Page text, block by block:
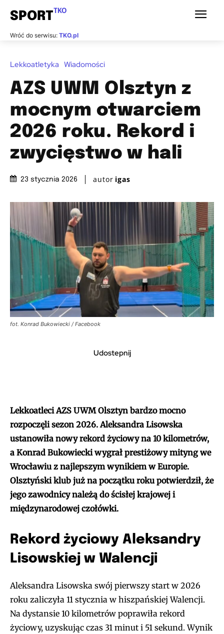
SPORTTKO
Wróć do serwisu: TKO.pl
Lekkoatletyka Wiadomości
AZS UWM Olsztyn z
mocnym otwarciem
2026 roku. Rekord i
zwycięstwo w hali
23 stycznia 2026 autor igas
fot. Konrad Bukowiecki / Facebook
Udostepnij
Lekkoatleci AZS UWM Olsztyn bardzo mocno
rozpoczęli sezon 2026. Aleksandra Lisowska
ustanowiła nowy rekord życiowy na 10 kilometrów,
a Konrad Bukowiecki wygrał prestiżowy mityng we
Wrocławiu z najlepszym wynikiem w Europie.
Olsztyński klub już na początku roku potwierdził, że
jego zawodnicy należą do ścisłej krajowej i
międzynarodowej czołówki.
Rekord życiowy Aleksandry
Lisowskiej w Walencji
Aleksandra Lisowska swój pierwszy start w 2026
roku zaliczyła 11 stycznia w hiszpańskiej Walencji.
Na dystansie 10 kilometrów poprawiła rekord
życiowy, uzyskując czas 31 minut i 51 sekund. Wynik